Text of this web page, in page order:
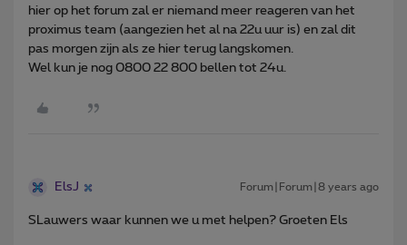
hier op het forum zal er niemand meer reageren van het
proximus team (aangezien het al na 22u uur is) en zal dit
pas morgen zijn als ze hier terug langskomen.
Wel kun je nog 0800 22 800 bellen tot 24u.
ElsJ Forum|Forum|8 years ago
SLauwers waar kunnen we u met helpen? Groeten Els